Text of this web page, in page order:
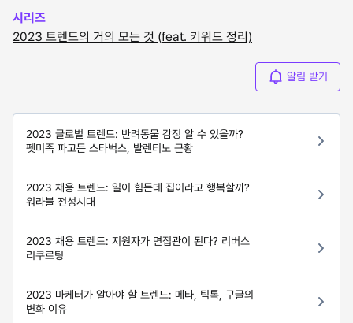
시리즈
2023 트렌드의 거의 모든 것 (feat. 키워드 정리)
알림 받기
2023 글로벌 트렌드: 반려동물 감정 알 수 있을까?
펫미족 파고든 스타벅스, 발렌티노 근황
2023 채용 트렌드: 일이 힘든데 집이라고 행복할까?
워라블 전성시대
2023 채용 트렌드: 지원자가 면접관이 된다? 리버스
리쿠르팅
2023 마케터가 알아야 할 트렌드: 메타, 틱톡, 구글의
변화 이유